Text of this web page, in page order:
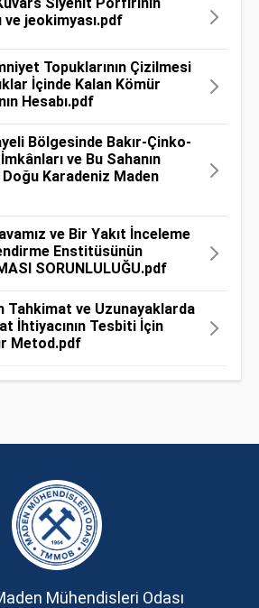
ve jeokimyası.pdf
Topuklarının Çizilmesi
İçinde Kalan Kömür
Hesabı.pdf
Bölgesinde Bakır-Çinko-
ve Bu Sahanın
Doğu Karadeniz Maden
ve Bir Yakıt İnceleme
Enstitüsünün
SORUNLULUĞU.pdf
Tahkimat ve Uzunayaklarda
İhtiyacının Tesbiti İçin
Metod.pdf
Mühendisleri Odası